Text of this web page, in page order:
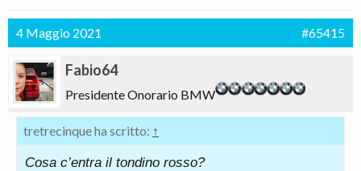
4 Maggio 2021 #65415
Fabio64
Presidente Onorario BMW
tretrecinque ha scritto: ↑
Cosa c’entra il tondino rosso?